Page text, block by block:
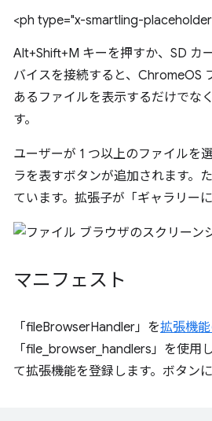
<ph type="x-smartling-
Alt+Shift+M キーを押すか、SD カ
バイスを接続すると、ChromeOS
あるファイルを表示するだけでな
す。
ユーザーが 1 つ以上のファイルを
ラを表すボタンが追加されます。
ています。拡張子が「ギャラリー
マニフェスト
「fileBrowserHandler」を拡張機
「file_browser_handlers」を使用
て拡張機能を登録します。ボタン